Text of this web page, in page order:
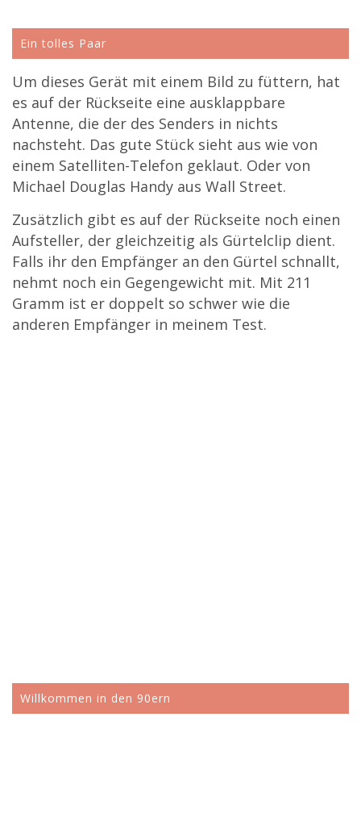
Ein tolles Paar
Um dieses Gerät mit einem Bild zu füttern, hat
es auf der Rückseite eine ausklappbare
Antenne, die der des Senders in nichts
nachsteht. Das gute Stück sieht aus wie von
einem Satelliten-Telefon geklaut. Oder von
Michael Douglas Handy aus Wall Street.
Zusätzlich gibt es auf der Rückseite noch einen
Aufsteller, der gleichzeitig als Gürtelclip dient.
Falls ihr den Empfänger an den Gürtel schnallt,
nehmt noch ein Gegengewicht mit. Mit 211
Gramm ist er doppelt so schwer wie die
anderen Empfänger in meinem Test.
Willkommen in den 90ern